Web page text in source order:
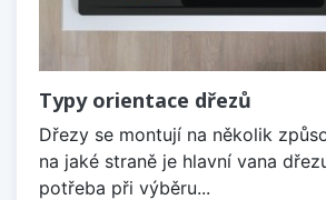
Typy orientace dřezů
Dřezy se montují na několik
na jaké straně je hlavní vana
potřeba při výběru...